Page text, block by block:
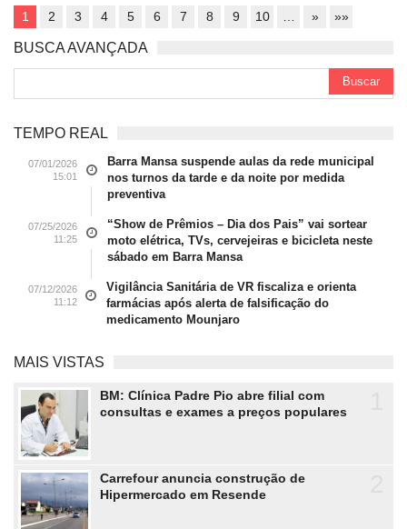
1 2 3 4 5 6 7 8 9 10 » »»
BUSCA AVANÇADA
TEMPO REAL
07/01/2026
15:01
Barra Mansa suspende aulas da rede municipal
nos turnos da tarde e da noite por medida
preventiva
07/25/2026
11:25
“Show de Prêmios – Dia dos Pais” vai sortear
moto elétrica, TVs, cervejeiras e bicicleta neste
sábado em Barra Mansa
07/12/2026
11:12
Vigilância Sanitária de VR fiscaliza e orienta
farmácias após alerta de falsificação do
medicamento Mounjaro
MAIS VISTAS
BM: Clínica Padre Pio abre filial com
consultas e exames a preços populares
Carrefour anuncia construção de
Hipermercado em Resende